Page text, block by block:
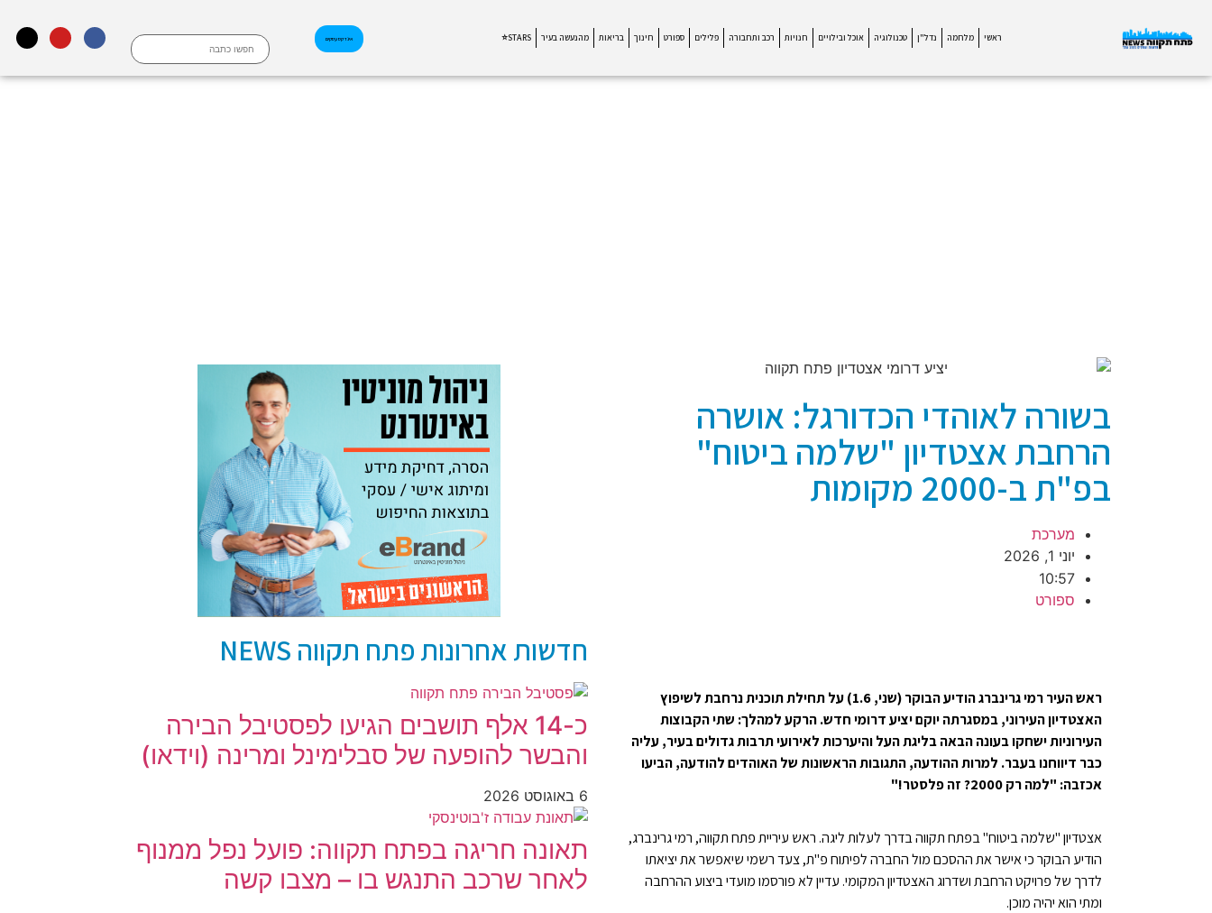
ראשי מלחמה נדל"ן טכנולוגיה אוכל ובילויים חנויות רכב ותחבורה פלילים ספורט חינוך בריאות מהנעשה בעיר STARS⭐ אינדקס עסקים
בשורה לאוהדי הכדורגל: אושרה
הרחבת אצטדיון "שלמה ביטוח"
בפ"ת ב-2000 מקומות
מערכת
יוני 1, 2026
10:57
ספורט
ראש העיר רמי גרינברג הודיע הבוקר (שני, 1.6) על תחילת תוכנית נרחבת לשיפוץ
האצטדיון העירוני, במסגרתה יוקם יציע דרומי חדש. הרקע למהלך: שתי הקבוצות
העירוניות ישחקו בעונה הבאה בליגת העל והיערכות לאירועי תרבות גדולים בעיר, עליה
כבר דיווחנו בעבר. למרות ההודעה, התגובות הראשונות של האוהדים להודעה, הביעו
אכזבה: "למה רק 2000? זה פלסטר!"
אצטדיון "שלמה ביטוח" בפתח תקווה בדרך לעלות ליגה. ראש עיריית פתח תקווה, רמי גרינברג,
הודיע הבוקר כי אישר את ההסכם מול החברה לפיתוח פ"ת, צעד רשמי שיאפשר את יציאתו
לדרך של פרויקט הרחבת ושדרוג האצטדיון המקומי. עדיין לא פורסמו מועדי ביצוע ההרחבה
ומתי הוא יהיה מוכן.
חדשות אחרונות פתח תקווה NEWS
כ-14 אלף תושבים הגיעו לפסטיבל הבירה
והבשר להופעה של סבלימינל ומרינה (וידאו)
6 באוגוסט 2026
תאונה חריגה בפתח תקווה: פועל נפל ממנוף
לאחר שרכב התנגש בו – מצבו קשה